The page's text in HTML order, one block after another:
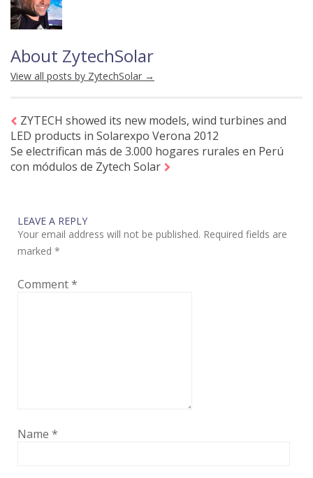
About ZytechSolar
View all posts by ZytechSolar →
ZYTECH showed its new models, wind turbines and
LED products in Solarexpo Verona 2012
Se electrifican más de 3.000 hogares rurales en Perú
con módulos de Zytech Solar
LEAVE A REPLY
Your email address will not be published. Required fields are
marked *
Comment*
Name *